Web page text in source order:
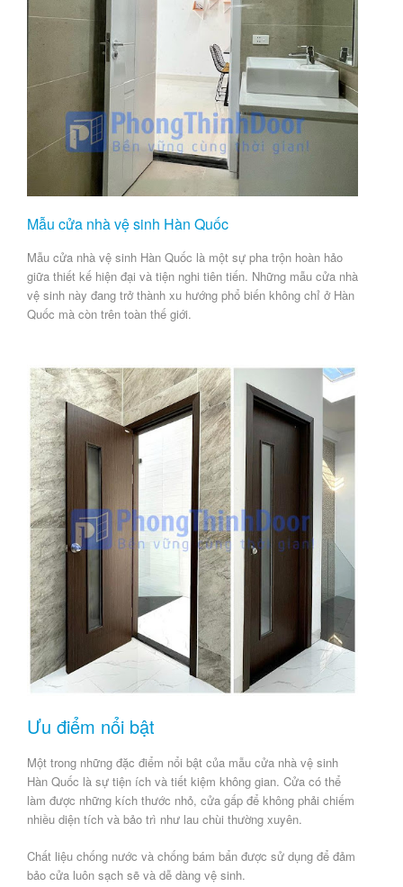
Mẫu cửa nhà vệ sinh Hàn Quốc
Mẫu cửa nhà vệ sinh Hàn Quốc là một sự pha trộn hoàn hảo
giữa thiết kế hiện đại và tiện nghi tiên tiến. Những mẫu cửa nhà
vệ sinh này đang trở thành xu hướng phổ biến không chỉ ở Hàn
Quốc mà còn trên toàn thế giới.
Ưu điểm nổi bật
Một trong những đặc điểm nổi bật của mẫu cửa nhà vệ sinh
Hàn Quốc là sự tiện ích và tiết kiệm không gian. Cửa có thể
làm được những kích thước nhỏ, cửa gấp để không phải chiếm
nhiều diện tích và bảo trì như lau chùi thường xuyên.
Chất liệu chống nước và chống bám bẩn được sử dụng để đảm
bảo cửa luôn sạch sẽ và dễ dàng vệ sinh.